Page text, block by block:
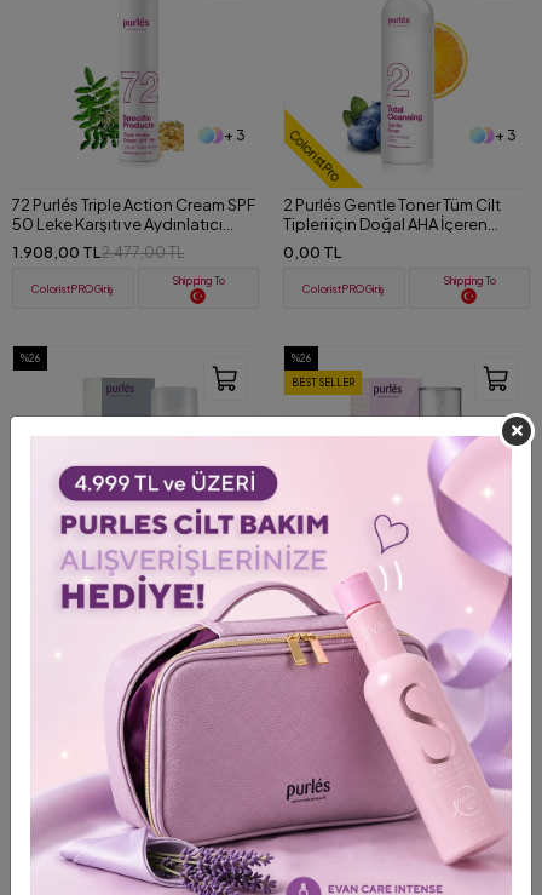
+ 3
72 Purlés Triple Action Cream SPF
50 Leke Karşıtı ve Aydınlatıcı
Güneş Koruyucu Krem 50 ml
1.908,00 TL 2.477,00 TL
ColoristPRO Giriş
Shipping To
ColoristPro + 3
2 Purlés Gentle Toner Tüm Cilt
Tipleri için Doğal AHA İçeren
Aydınlatıcı Tonik 500 ml
0,00 TL
ColoristPRO Giriş
Shipping To
%26
+ 2
138 Purlés Age Reverse Eye Anti-
Aging Lifting Etkili Göz Kremi 50
1.895,00 TL 2.559,00 TL
Shipping To
%26
BEST SELLER
+ 3
Video
122 Purlés Brightening SPF 50
Leke Karşıtı ve Aydınlatıcı Güneş
Koruyucu Krem 30 ml
1.575,00 TL 2.125,00 TL
ColoristPRO Giriş
Shipping To